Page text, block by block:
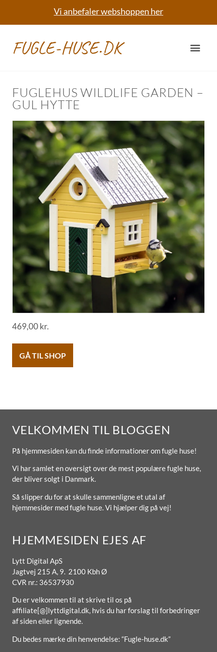
Vi anbefaler webshoppen her
FUGLE-HUSE.DK
FUGLEHUS WILDLIFE GARDEN –
GUL HYTTE
469,00kr.
GÅ TIL SHOP
VELKOMMEN TIL BLOGGEN
På hjemmesiden kan du finde informationer om fugle huse!
Vi har samlet en oversigt over de mest populære fugle huse,
der bliver solgt i Danmark.
Så slipper du for at skulle sammenligne et utal af
hjemmesider med fugle huse. Vi hjælper dig på vej!
HJEMMESIDEN EJES AF
Lytt Digital ApS
Jagtvej 215 A, 9. 2100 Kbh Ø
CVR nr.: 36537930
Du er velkommen til at skrive til os på
affiliate[@]lyttdigital.dk, hvis du har forslag til forbedringer
af siden eller lignende.
Du bedes mærke din henvendelse: “Fugle-huse.dk”